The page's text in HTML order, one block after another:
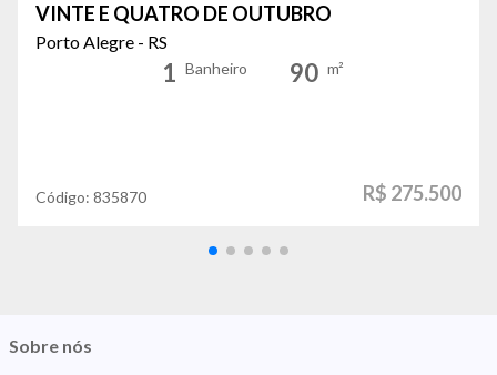
VINTE E QUATRO DE OUTUBRO
Porto Alegre - RS
1 Banheiro 90 m²
Código: 835870 R$ 275.500
Sobre nós